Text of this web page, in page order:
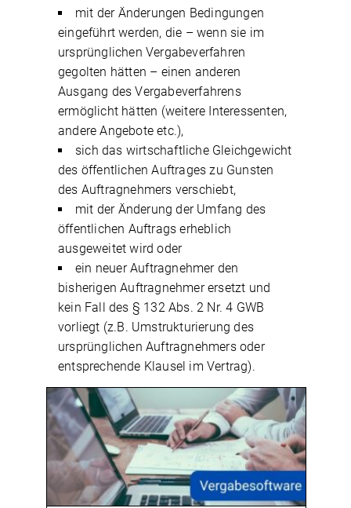
mit der Änderungen Bedingungen
eingeführt werden, die – wenn sie im
ursprünglichen Vergabeverfahren
gegolten hätten – einen anderen
Ausgang des Vergabeverfahrens
ermöglicht hätten (weitere Interessenten,
andere Angebote etc.),
sich das wirtschaftliche Gleichgewicht
des öffentlichen Auftrages zu Gunsten
des Auftragnehmers verschiebt,
mit der Änderung der Umfang des
öffentlichen Auftrags erheblich
ausgeweitet wird oder
ein neuer Auftragnehmer den
bisherigen Auftragnehmer ersetzt und
kein Fall des § 132 Abs. 2 Nr. 4 GWB
vorliegt (z.B. Umstrukturierung des
ursprünglichen Auftragnehmers oder
entsprechende Klausel im Vertrag).